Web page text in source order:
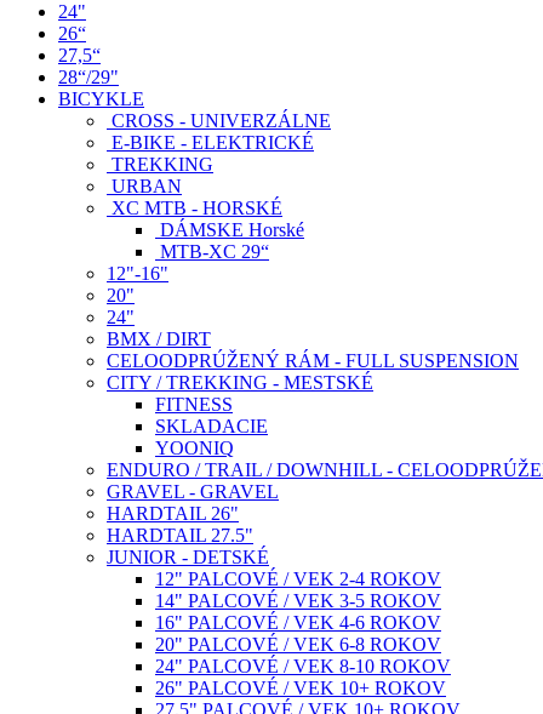
24"
26“
27,5“
28“/29"
BICYKLE
CROSS - UNIVERZÁLNE
E-BIKE - ELEKTRICKÉ
TREKKING
URBAN
XC MTB - HORSKÉ
DÁMSKE Horské
MTB-XC 29“
12"-16"
20"
24"
BMX / DIRT
CELOODPRÚŽENÝ RÁM - FULL SUSPENSION
CITY / TREKKING - MESTSKÉ
FITNESS
SKLADACIE
YOONIQ
ENDURO / TRAIL / DOWNHILL -
GRAVEL - GRAVEL
HARDTAIL 26"
HARDTAIL 27.5"
JUNIOR - DETSKÉ
12" PALCOVÉ / VEK 2-4 ROKOV
14" PALCOVÉ / VEK 3-5 ROKOV
16" PALCOVÉ / VEK 4-6 ROKOV
20" PALCOVÉ / VEK 6-8 ROKOV
24" PALCOVÉ / VEK 8-10 ROKOV
26" PALCOVÉ / VEK 10+ ROKOV